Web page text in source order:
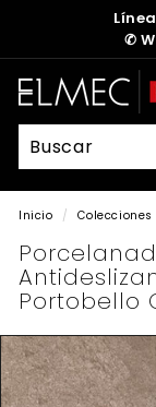
✆
E
L
M
E
C
Inicio / Colecciones
Portobello